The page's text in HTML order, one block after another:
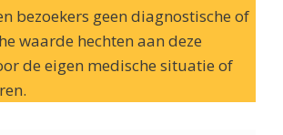
bezoekers geen diagnostische of
waarde hechten aan deze
de eigen medische situatie of